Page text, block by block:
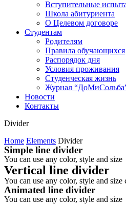
Вступительные
Школа абитуриента
О Целевом договоре
Студентам
Родителям
Правила обучающихся
Распорядок дня
Условия проживания
Студенческая жизнь
Журнал
Новости
Контакты
Divider
Home Elements Divider
Simple line divider
You can use any color, style and size
Vertical line divider
You can use any color, style and size
Animated line divider
You can use any color, style and size